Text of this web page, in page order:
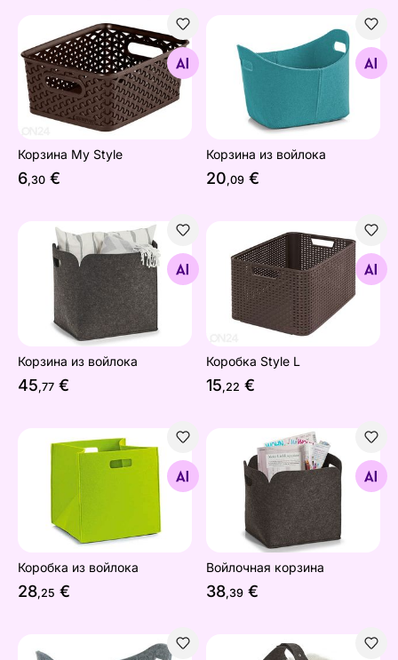
Корзина My Style
Найдите похожие
Корзина My Style
6,30 €
Корзина из войлока
Найдите похожие
Корзина из войлока
20,09 €
Корзина из войлока
Найдите похожие
Корзина из войлока
45,77 €
Коробка Style L
Найдите похожие
Коробка Style L
15,22 €
Коробка из войлока
Найдите похожие
Коробка из войлока
28,25 €
Войлочная корзина
Найдите похожие
Войлочная корзина
38,39 €